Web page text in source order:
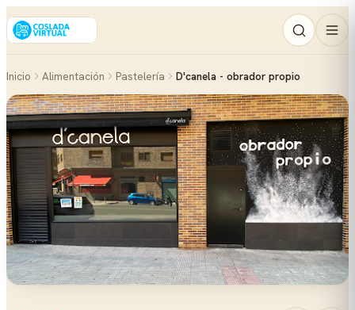
Inicio Alimentación Pastelería D'canela - obrador propio